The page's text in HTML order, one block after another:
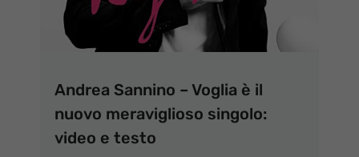
Andrea Sannino – Voglia è il
nuovo meraviglioso singolo:
video e testo